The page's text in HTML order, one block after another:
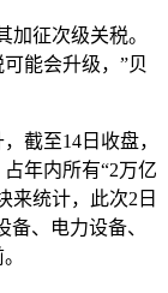
征次级关税。
能会升级，”贝
截至14日收盘，
年内所有“2万亿
来统计，此次2日
、电力设备、